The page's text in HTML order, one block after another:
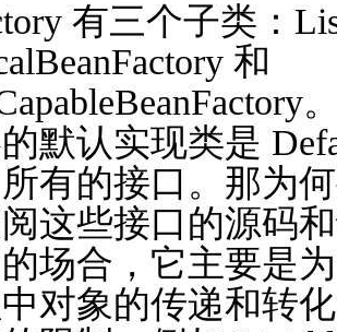
有三个子类：
和
默认实现类是
有的接口。那为
这些接口的源码
场合，它主要是
对象的传递和转